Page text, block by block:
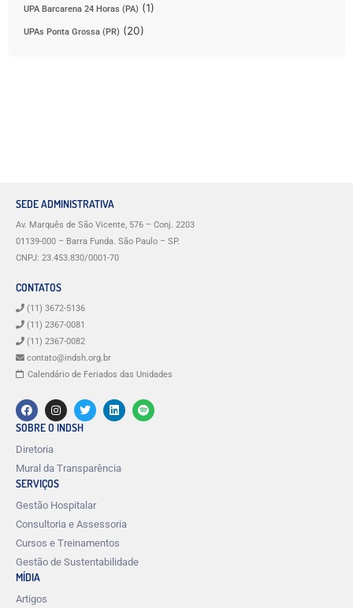
UPA Barcarena 24 Horas (PA) (1)
UPAs Ponta Grossa (PR) (20)
SEDE ADMINISTRATIVA
Av. Marquês de São Vicente, 576 – Conj. 2203
01139-000 – Barra Funda. São Paulo – SP.
CNPJ: 23.453.830/0001-70
CONTATOS
(11) 3672-5136
(11) 2367-0081
(11) 2367-0082
contato@indsh.org.br
Calendário de Feriados das Unidades
SOBRE O INDSH
Diretoria
Mural da Transparência
SERVIÇOS
Gestão Hospitalar
Consultoria e Assessoria
Cursos e Treinamentos
Gestão de Sustentabilidade
MÍDIA
Artigos